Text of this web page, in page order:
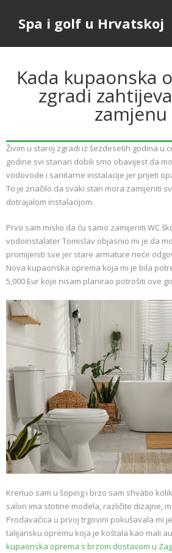
Spa i golf u Hrvatskoj
Kada kupaonska
zgradi
zamjenu
Živim u staroj zgradi iz šezdesetih godina u
godine svi stanari dobili smo obavijest da
vodovode i sanitarne instalacije jer prijeti
To je značilo da svaki stan mora zamijeniti
dotrajalom instalacijom.
Prvo sam mislio da ću samo zamijeniti WC
vodoinstalater Tomislav objasnio mi je da
promijeniti sve jer stare armature neće
Nova kupaonska oprema koja mi je bila
5,000 Eur koje nisam planirao potrošiti ove
Krenuo sam u šoping i brzo sam shvatio
salon ima stotine modela, različite dizajne,
Prodavačica u prvoj trgovini pokušavala mi
talijansku opremu koja je koštala kao mali
kupaonska oprema s brzom dostavom u